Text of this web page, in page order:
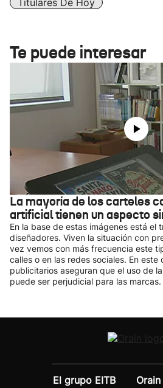
Titulares De Hoy
Te puede interesar
La mayoría de los carteles
artificial tienen un aspecto
En la base de estas imágenes está el
diseñadores. Viven la situación con
vez vemos con más frecuencia este
calles o en las redes sociales. En
publicitarios aseguran que el uso de
puede ser perjudicial para las marcas.
El grupo EITB
Orain